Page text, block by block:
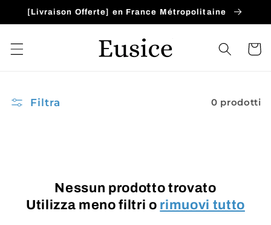
direttamente
ai contenuti
[Livraison Offerte] en France Métropolitaine
Filtra 0 prodotti
Nessun prodotto trovato
Utilizza meno filtri o rimuovi tutto